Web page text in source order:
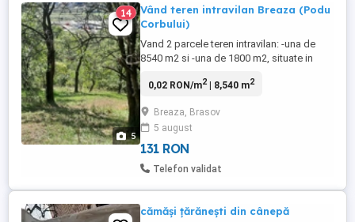
5
14
Vând teren intravilan Breaza (Podu
Corbului)
Vand 2 parcele teren intravilan: -una de
8540 m2 si -una de 1800 m2, situate in
Corbului, jud.Prahova, fară construcţii pe
a-vis de Breaza) este înfrumusețat de
case construite în stil rustic montan si
vecini ...
0,02 RON/m2| 8,540 m2
Breaza, Brasov
5 august
131 RON
Telefon validat
cămăși țărănești din cânepă